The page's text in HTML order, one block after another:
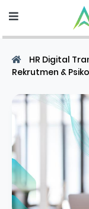
HR Digital
Rekrutmen &